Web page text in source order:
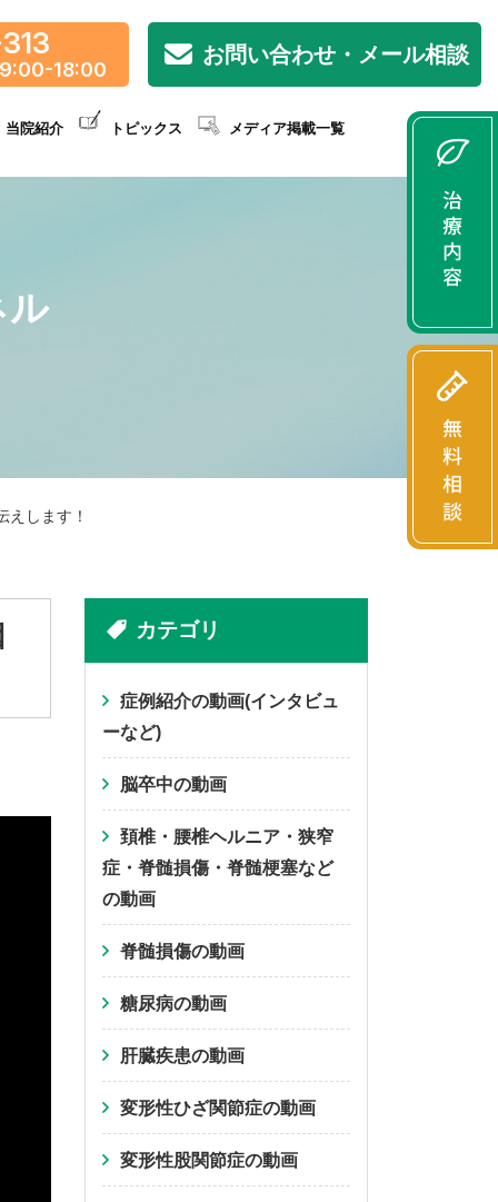
9:00-18:00
お問い合わせ・メール相談
当院紹介 トピックス メディア掲載一覧
ル
します！
カテゴリ
症例紹介の動画(インタビュ
ーなど)
脳卒中の動画
頚椎・腰椎ヘルニア・狭窄
症・脊髄損傷・脊髄梗塞など
の動画
脊髄損傷の動画
糖尿病の動画
肝臓疾患の動画
変形性ひざ関節症の動画
変形性股関節症の動画